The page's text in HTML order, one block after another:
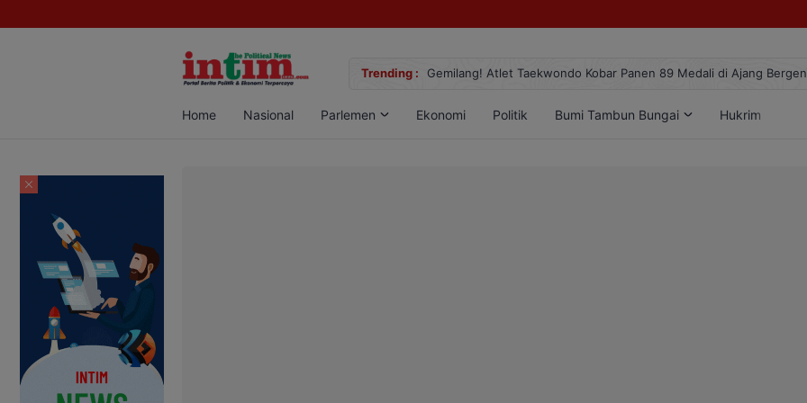
Trending :
Sabu di Pangkalan Bun, Dua Pelaku Diamankan Gemilang! Atlet Taekwondo Kobar Panen 89 Medali di Ajang
Home Nasional Parlemen Ekonomi Politik Bumi Tambun Bungai Hukrim